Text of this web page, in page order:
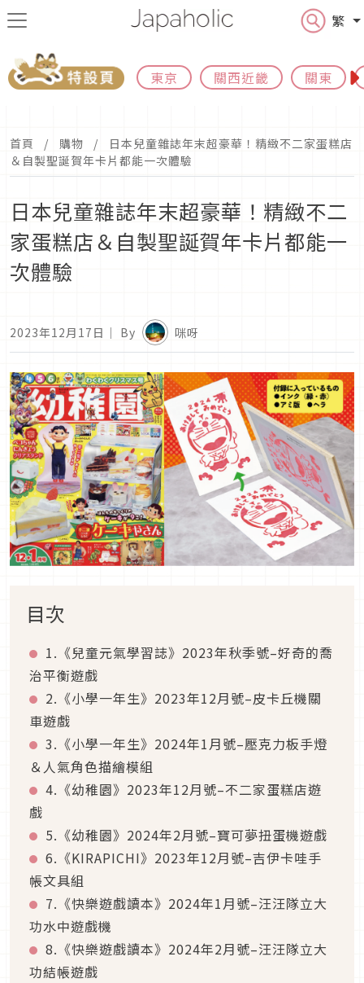
繁
東京 關西近畿 關東
首頁 購物
日本兒童雜誌年末超豪華！精緻不二家蛋糕店
＆自製聖誕賀年卡片都能一次體驗
日本兒童雜誌年末超豪華！精緻不二
家蛋糕店＆自製聖誕賀年卡片都能一
次體驗
2023年12月17日 ｜ By 咪呀
目次
1.《兒童元氣學習誌》2023年秋季號–好奇的喬
治平衡遊戲
2.《小學一年生》2023年12月號–皮卡丘機關
車遊戲
3.《小學一年生》2024年1月號–壓克力板手燈
＆人氣角色描繪模組
4.《幼稚園》2023年12月號–不二家蛋糕店遊
戲
5.《幼稚園》2024年2月號–寶可夢扭蛋機遊戲
6.《KIRAPICHI》2023年12月號–吉伊卡哇手
帳文具組
7.《快樂遊戲讀本》2024年1月號–汪汪隊立大
功水中遊戲機
8.《快樂遊戲讀本》2024年2月號–汪汪隊立大
功結帳遊戲